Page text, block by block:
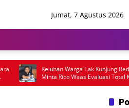
Jumat, 7 Agustus 2026
Keluhan Warga Tak Kunjung Reda,
Minta Rico Waas Evaluasi Total
Dishub Medan